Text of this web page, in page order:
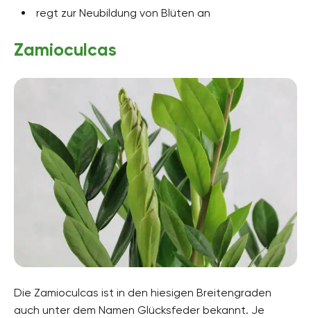
regt zur Neubildung von Blüten an
Zamioculcas
Die Zamioculcas ist in den hiesigen Breitengraden
auch unter dem Namen Glücksfeder bekannt. Je